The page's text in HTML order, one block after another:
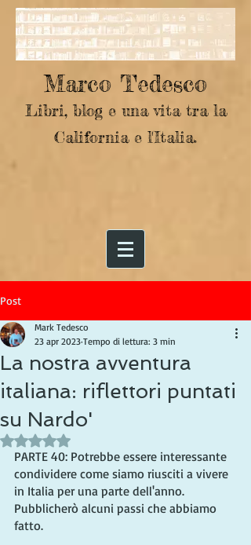
Marco Tedesco
Libri, blog e una vita tra la
California e l'Italia.
Post
La nostra avventura
italiana: riflettori puntati
su Nardo'
Mark Tedesco
23 apr 2023 Tempo di lettura: 3 min
Valutazione NaN stelle su 5.
PARTE 40: Potrebbe essere interessante
condividere come siamo riusciti a vivere
in Italia per una parte dell'anno.
Pubblicherò alcuni passi che abbiamo
fatto.